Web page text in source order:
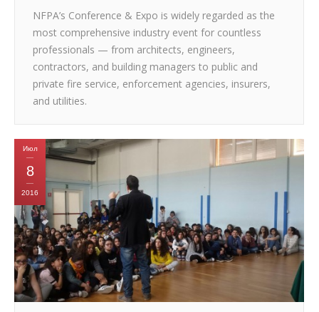
NFPA’s Conference & Expo is widely regarded as the
most comprehensive industry event for countless
professionals — from architects, engineers,
contractors, and building managers to public and
private fire service, enforcement agencies, insurers,
and utilities.
Июл
8
2016